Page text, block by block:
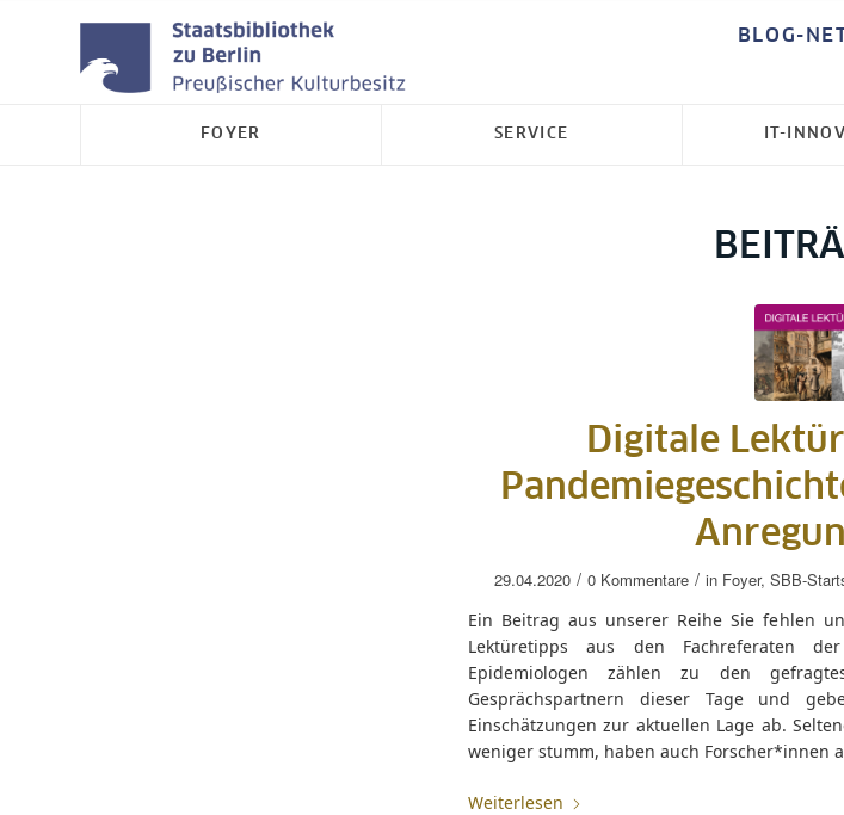
BLOG-
FOYER SERVICE IT-
Digitale
29.04.2020 / 0 Kommentare / in Foyer, SBB-
Ein Beitrag aus unserer Reihe Sie fehlen
Lektüretipps aus den Fachreferaten
Epidemiologen zählen zu den
Gesprächspartnern dieser Tage und
Einschätzungen zur aktuellen Lage ab.
weniger stumm, haben auch Forscher*innen
Weiterlesen